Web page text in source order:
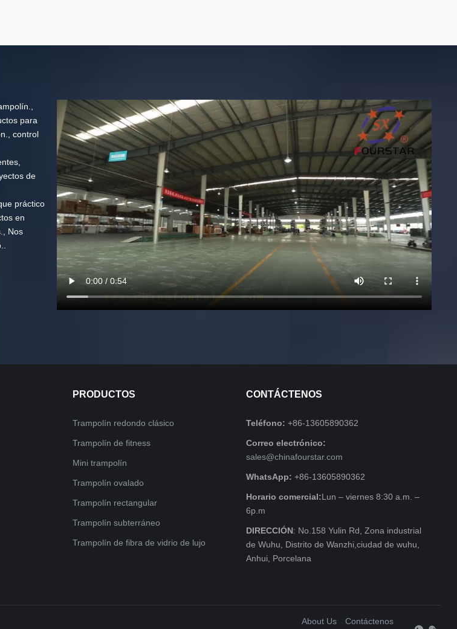
para
control
de
práctico
en
Nos
PRODUCTOS
Trampolín redondo clásico
Trampolín de fitness
Mini trampolín
Trampolín ovalado
Trampolín rectangular
Trampolín subterráneo
Trampolín de fibra de vidrio de lujo
CONTÁCTENOS
Teléfono: +86-13605890362
Correo electrónico:
sales@chinafourstar.com
WhatsApp: +86-13605890362
Horario comercial:Lun – viernes 8:30 a.m. –
6p.m
DIRECCIÓN: No.158 Yulin Rd, Zona industrial
de Wuhu, Distrito de Wanzhi,ciudad de wuhu,
Anhui, Porcelana
About Us Contáctenos